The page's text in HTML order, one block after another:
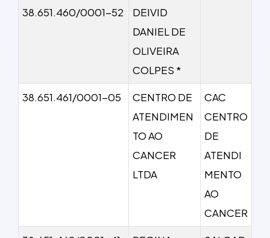
38.651.460/0001-52
DEIVID
DANIEL DE
OLIVEIRA
COLPES *
38.651.461/0001-05
CENTRO DE
ATENDIMEN
TO AO
CANCER
LTDA
CAC
CENTRO
DE
ATENDI
MENTO
AO
CANCER